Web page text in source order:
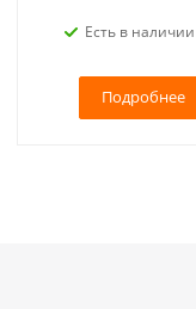
Есть в
Подробнее